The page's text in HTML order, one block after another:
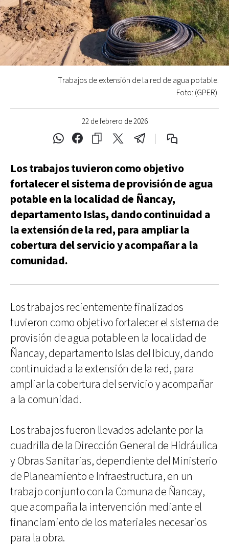
22 de febrero de 2026
Trabajos de extensión de la red de agua potable.
Foto: (GPER).
Los trabajos tuvieron como objetivo
fortalecer el sistema de provisión de agua
potable en la localidad de Ñancay,
departamento Islas, dando continuidad a
la extensión de la red, para ampliar la
cobertura del servicio y acompañar a la
comunidad.
Los trabajos recientemente finalizados
tuvieron como objetivo fortalecer el sistema de
provisión de agua potable en la localidad de
Ñancay, departamento Islas del Ibicuy, dando
continuidad a la extensión de la red, para
ampliar la cobertura del servicio y acompañar
a la comunidad.
Los trabajos fueron llevados adelante por la
cuadrilla de la Dirección General de Hidráulica
y Obras Sanitarias, dependiente del Ministerio
de Planeamiento e Infraestructura, en un
trabajo conjunto con la Comuna de Ñancay,
que acompaña la intervención mediante el
financiamiento de los materiales necesarios
para la obra.